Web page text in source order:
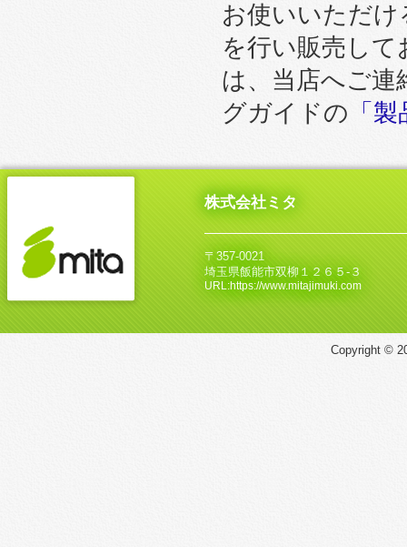
お使いいただけ
を行い販売し
は、当店へご
グガイドの 「
株式会社ミタ
〒357-0021
埼玉県飯能市双柳１２６５‐３
URL:https://www.mitajimuki.com
Copyright ©